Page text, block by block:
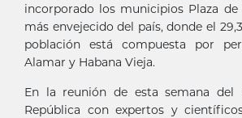
incorporado los municipios Plaza de
más envejecido del país, donde el
población está compuesta por
Alamar y Habana Vieja.
En la reunión de esta semana del
República con expertos y